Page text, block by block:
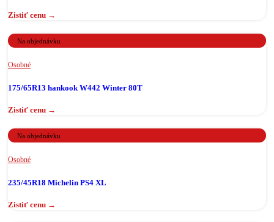
Na objednávku
Osobné
175/65R13 hankook W442 Winter 80T
Na objednávku
Osobné
235/45R18 Michelin PS4 XL